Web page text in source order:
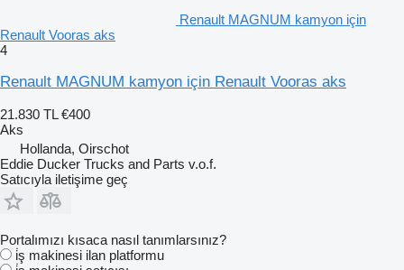
Renault MAGNUM kamyon için
Renault Vooras aks
4
Renault MAGNUM kamyon için Renault Vooras aks
21.830 TL €400
Aks
Hollanda, Oirschot
Eddie Ducker Trucks and Parts v.o.f.
Satıcıyla iletişime geç
Portalımızı kısaca nasıl tanımlarsınız?
i̇ş makinesi ilan platformu